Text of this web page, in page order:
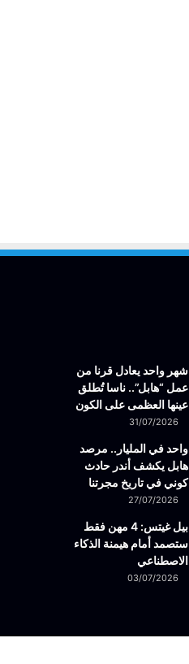
شهر واحد يعادل قرنا من
عمل “هابل”.. ناسا تُطلق
عينها العظمى على الكون
31/07/2026
واحد في المليار.. مرصد
هابل يكشف أندر حادث
كوني في تاريخ مجرتنا
27/07/2026
بيل غيتس: 4 مهن فقط
ستصمد أمام هيمنة الذكاء
الاصطناعي
03/07/2026